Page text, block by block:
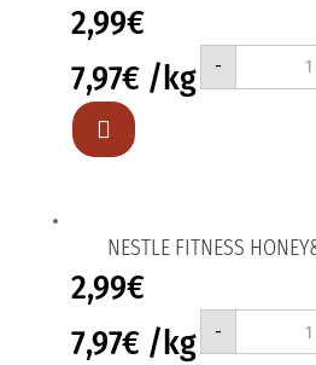
2,99€
7,97€ /kg -
NESTLE
&

NESTLE FITNESS
2,99€
7,97€ /kg -
NESTLE